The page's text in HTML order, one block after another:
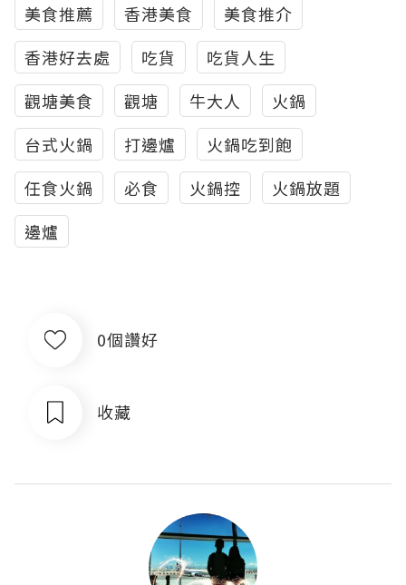
美食推薦
香港美食
美食推介
香港好去處
吃貨
吃貨人生
觀塘美食
觀塘 牛大人
火鍋
台式火鍋
打邊爐
火鍋吃到飽
任食火鍋
必食 火鍋控
火鍋放題
邊爐
0個讚好
收藏